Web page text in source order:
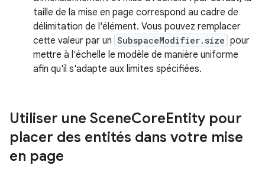
taille de la mise en page correspond au cadre de
délimitation de l'élément. Vous pouvez remplacer
cette valeur par un SubspaceModifier.size pour
mettre à l'échelle le modèle de manière uniforme
afin qu'il s'adapte aux limites spécifiées.
Utiliser une SceneCoreEntity pour
placer des entités dans votre mise
en page